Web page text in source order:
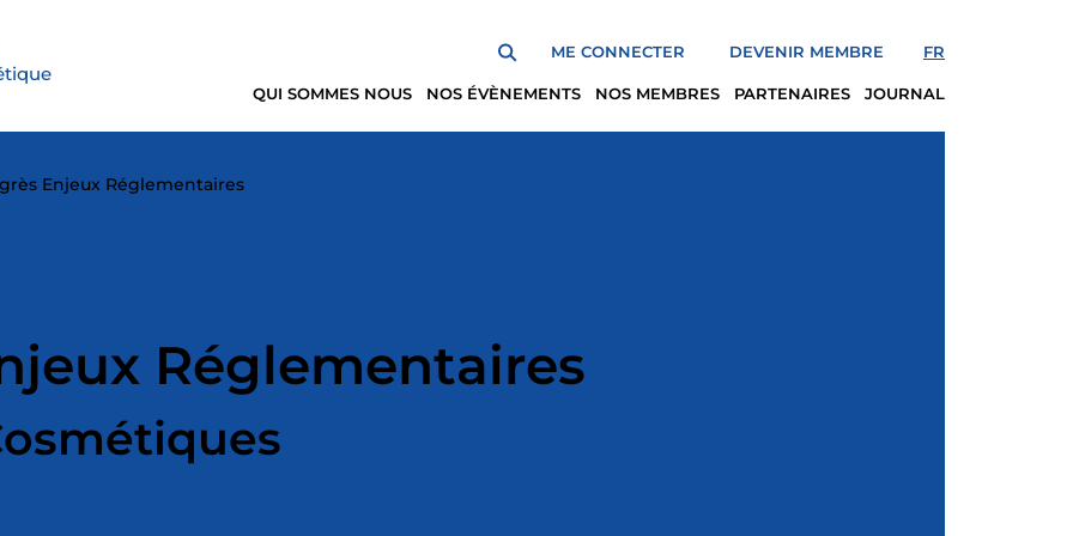
QUI SOMMES NOUS NOS ÉVÈNEMENTS NOS MEMBRES PARTENAIRES JOURNAL
ME CONNECTER DEVENIR MEMBRE FR
Enjeux Réglementaires
Réglementaires